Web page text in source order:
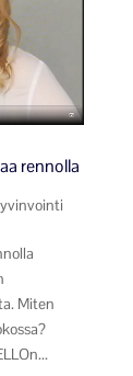
rennolla
Miten